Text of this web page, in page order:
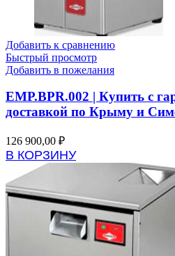
Добавить к сравнению
Быстрый просмотр
Добавить в пожелания
EMP.BPR.002 | Купить с
доставкой по Крыму и
126 900,00 ₽
В КОРЗИНУ